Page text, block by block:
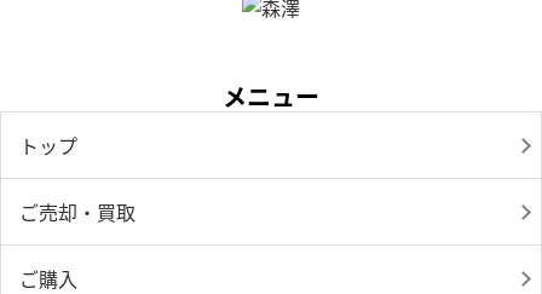
メニュー
トップ
ご売却・買取
ご購入